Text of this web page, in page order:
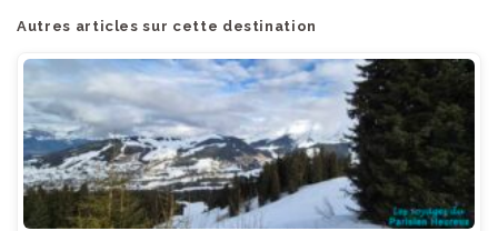
Autres articles sur cette destination